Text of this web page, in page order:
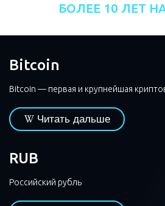
БОЛЕЕ 10 ЛЕТ
Bitcoin
Bitcoin — первая и крупнейшая
Читать дальше
RUB
Российский рубль